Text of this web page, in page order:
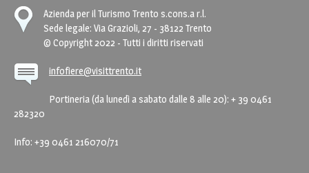
Azienda per il Turismo Trento s.cons.a r.l.
Sede legale: Via Grazioli, 27 - 38122 Trento
© Copyright 2022 - Tutti i diritti riservati
infofiere@visittrento.it
Portineria (da lunedì a sabato dalle 8 alle 20): + 39 0461
282320
Info: +39 0461 216070/71